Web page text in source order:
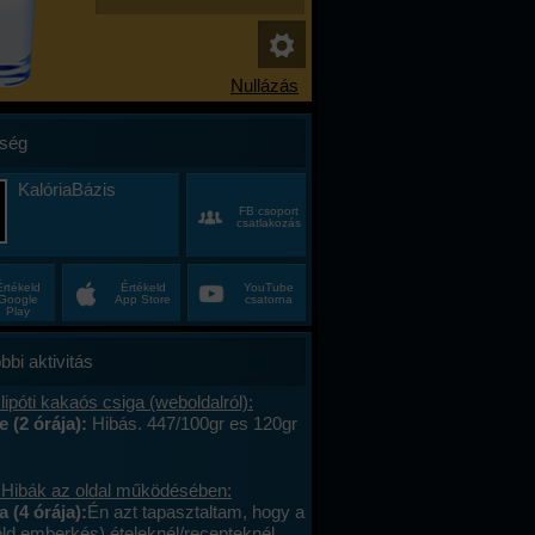
KalóriaBázis
FB csoport
csatlakozás
Play
Értékeld
App Store
YouTube
csatorna
aktivitás
kakaós csiga (weboldalról):
(2 órája): Hibás. 447/100gr es 120gr
az oldal működésében:
(4 órája):Én azt tapasztaltam, hogy a